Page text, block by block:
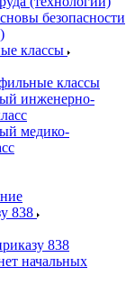
безопасности
классы
классы
инженерно-
медико-
838
838
начальных